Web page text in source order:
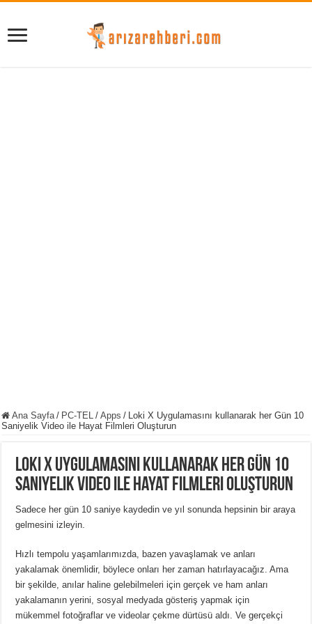
Ana Sayfa / PC-TEL / Apps / Loki X Uygulamasını kullanarak her Gün 10
Saniyelik Video ile Hayat Filmleri Oluşturun
Loki X Uygulamasını kullanarak her Gün 10
Saniyelik Video ile Hayat Filmleri Oluşturun
Sadece her gün 10 saniye kaydedin ve yıl sonunda hepsinin bir araya
gelmesini izleyin.
Hızlı tempolu yaşamlarımızda, bazen yavaşlamak ve anları
yakalamak önemlidir, böylece onları her zaman hatırlayacağız. Ama
bir şekilde, anılar haline gelebilmeleri için gerçek ve ham anları
yakalamanın yerini, sosyal medyada gösteriş yapmak için
mükemmel fotoğraflar ve videolar çekme dürtüsü aldı. Ve gerçekçi